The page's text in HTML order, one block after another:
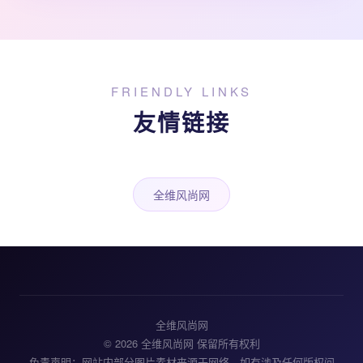
FRIENDLY LINKS
友情链接
全维风尚网
全维风尚网
© 2026 全维风尚网 保留所有权利